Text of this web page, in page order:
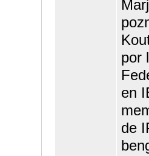
por
en
de